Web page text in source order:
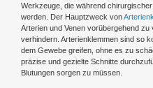
Werkzeuge, die während
werden. Der Hauptzweck von
Arterien und Venen vorübergehend
verhindern. Arterienklemmen sind so
dem Gewebe greifen, ohne es zu
präzise und gezielte Schnitte
Blutungen sorgen zu müssen.